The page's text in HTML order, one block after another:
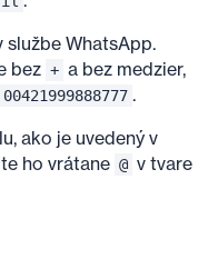
službe WhatsApp.
bez + a bez medzier,
00421999888777 .
ako je uvedený v
ho vrátane @ v tvare